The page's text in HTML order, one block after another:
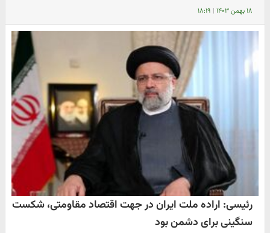
۱۸ بهمن ۱۴۰۳ | ۱۸:۱۹
رئیسی: اراده ملت ایران در جهت اقتصاد مقاومتی، شکست
سنگینی برای دشمن بود